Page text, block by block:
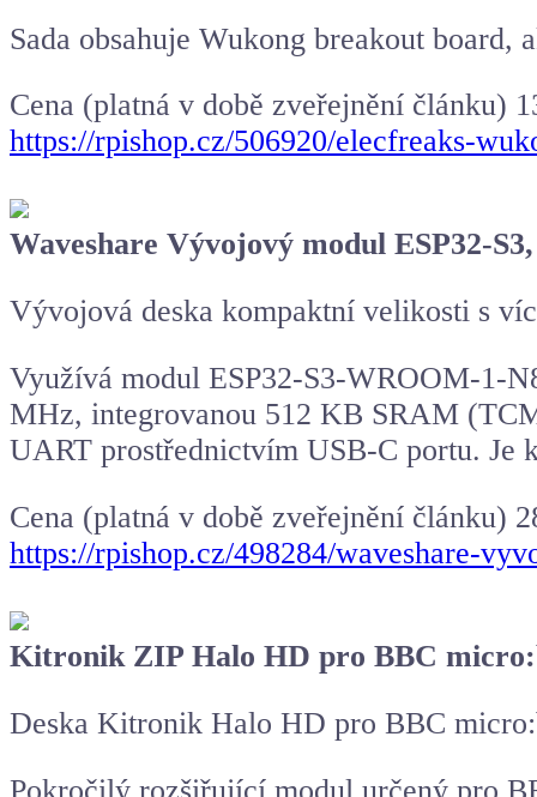
Sada obsahuje Wukong breakout
Cena (platná v době zveřejnění článku)
https://rpishop.cz/506920/elecfreaks-
Waveshare Vývojový modul ESP32-
Vývojová deska kompaktní velikosti s
Využívá modul ESP32-S3-WROOM-1-
MHz, integrovanou 512 KB SRAM
UART prostřednictvím USB-C portu. Je
Cena (platná v době zveřejnění článku)
https://rpishop.cz/498284/waveshare-
Kitronik ZIP Halo HD pro BBC
Deska Kitronik Halo HD pro BBC
Pokročilý rozšiřující modul určený pro